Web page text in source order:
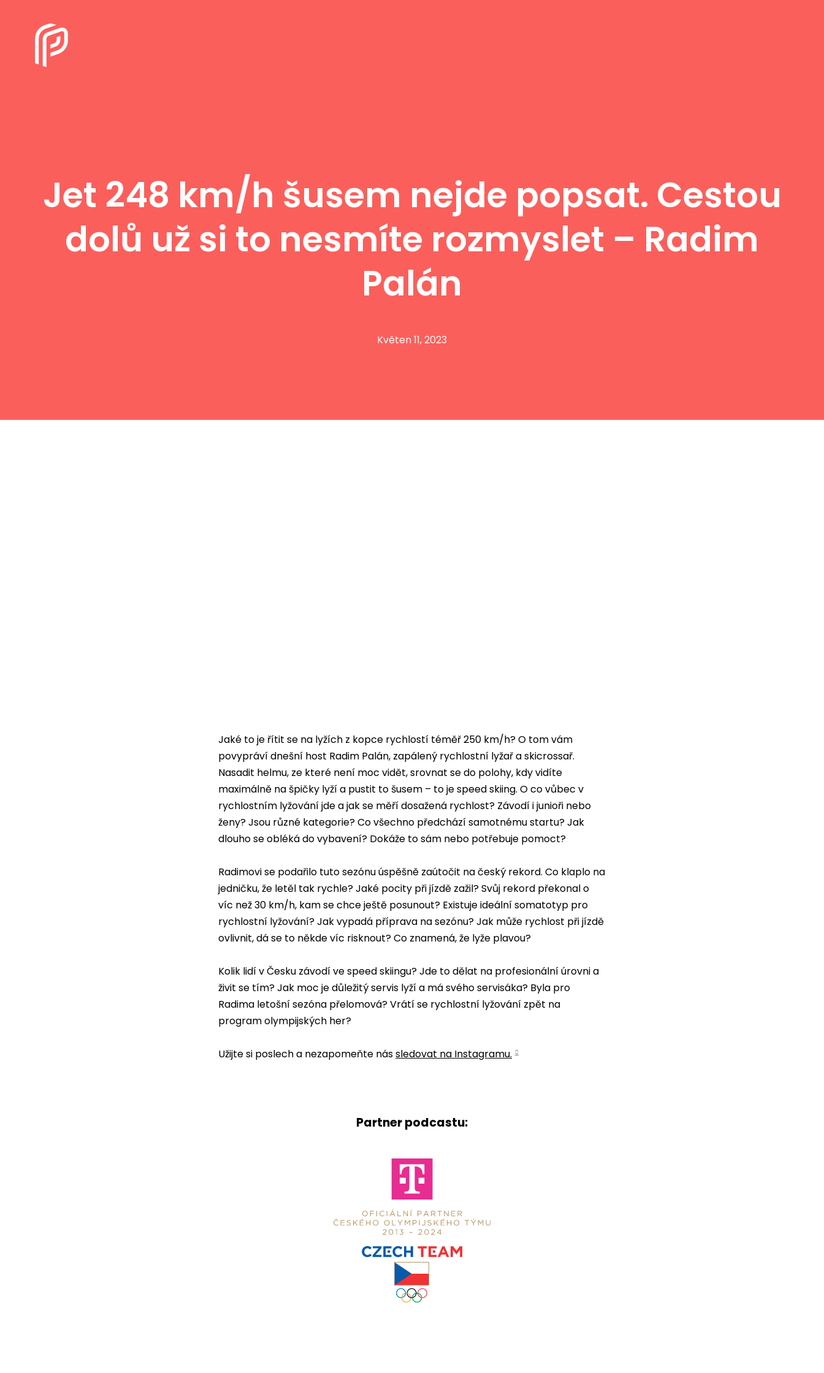
Jet 248 km/h šusem nejde popsat. Cestou
dolů už si to nesmíte rozmyslet – Radim
Palán
Květen 11, 2023
Jaké to je řítit se na lyžích z kopce rychlostí téměř 250 km/h? O tom vám
povypráví dnešní host Radim Palán, zapálený rychlostní lyžař a skicrossař.
Nasadit helmu, ze které není moc vidět, srovnat se do polohy, kdy vidíte
maximálně na špičky lyží a pustit to šusem – to je speed skiing. O co vůbec v
rychlostním lyžování jde a jak se měří dosažená rychlost? Závodí i junioři nebo
ženy? Jsou různé kategorie? Co všechno předchází samotnému startu? Jak
dlouho se obléká do vybavení? Dokáže to sám nebo potřebuje pomoct?
Radimovi se podařilo tuto sezónu úspěšně zaútočit na český rekord. Co klaplo na
jedničku, že letěl tak rychle? Jaké pocity při jízdě zažil? Svůj rekord překonal o
víc než 30 km/h, kam se chce ještě posunout? Existuje ideální somatotyp pro
rychlostní lyžování? Jak vypadá příprava na sezónu? Jak může rychlost při jízdě
ovlivnit, dá se to někde víc risknout? Co znamená, že lyže plavou?
Kolik lidí v Česku závodí ve speed skiingu? Jde to dělat na profesionální úrovni a
živit se tím? Jak moc je důležitý servis lyží a má svého servisáka? Byla pro
Radima letošní sezóna přelomová? Vrátí se rychlostní lyžování zpět na
program olympijských her?
Užijte si poslech a nezapomeňte nássledovat na Instagramu.
Partner podcastu: